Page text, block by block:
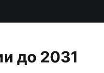
до 2031